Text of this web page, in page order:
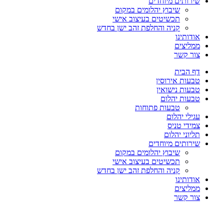
שיבוץ יהלומים במקום
תכשיטים בעיצוב אישי
קניה והחלפת זהב ישן בחדש
אודותינו
ממליצים
צור קשר
דף הבית
טבעות אירוסין
טבעות נישואין
טבעות יהלום
טבעות פתוחות
עגילי יהלום
צמידי טניס
תליוני יהלום
שירותים מיוחדים
שיבוץ יהלומים במקום
תכשיטים בעיצוב אישי
קניה והחלפת זהב ישן בחדש
אודותינו
ממליצים
צור קשר